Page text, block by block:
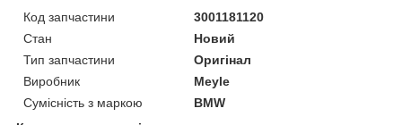
Код запчастини
3001181120
Стан
Новий
Тип запчастини
Оригінал
Виробник
Meyle
Сумісність з маркою
BMW